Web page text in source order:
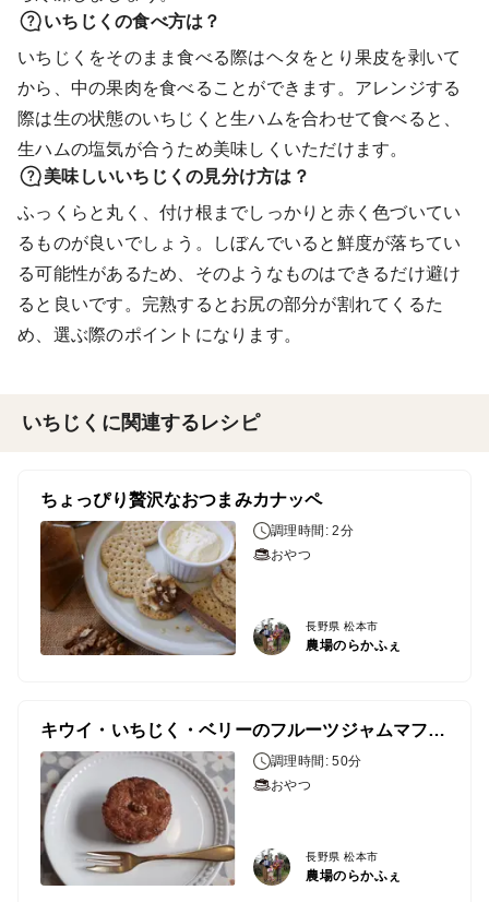
いちじくの食べ方は？
いちじくをそのまま食べる際はヘタをとり果皮を剥いて
から、中の果肉を食べることができます。アレンジする
際は生の状態のいちじくと生ハムを合わせて食べると、
生ハムの塩気が合うため美味しくいただけます。
美味しいいちじくの見分け方は？
ふっくらと丸く、付け根までしっかりと赤く色づいてい
るものが良いでしょう。しぼんでいると鮮度が落ちてい
る可能性があるため、そのようなものはできるだけ避け
ると良いです。完熟するとお尻の部分が割れてくるた
め、選ぶ際のポイントになります。
いちじくに関連するレシピ
ちょっぴり贅沢なおつまみカナッペ
調理時間: 2分
おやつ
長野県 松本市
農場のらかふぇ
キウイ・いちじく・ベリーのフルーツジャムマフィン
調理時間: 50分
おやつ
長野県 松本市
農場のらかふぇ